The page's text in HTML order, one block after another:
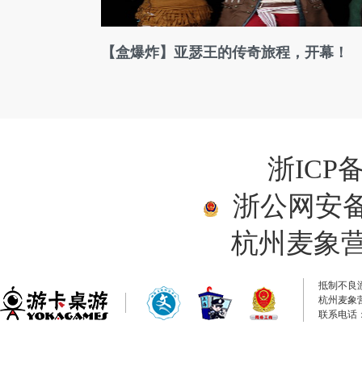
【盒爆炸】亚瑟王的传奇旅程，开幕！
浙ICP
浙公网安
杭州麦象
抵制不良
杭州麦象
联系电话